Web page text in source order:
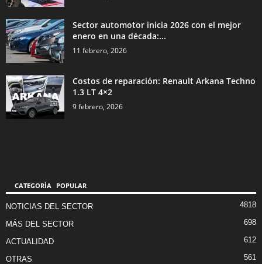
Sector automotor inicia 2026 con el mejor
enero en una década:...
11 febrero, 2026
Costos de reparación: Renault Arkana Techno
1.3 LT 4×2
9 febrero, 2026
CATEGORÍA POPULAR
NOTICIAS DEL SECTOR 4818
MÁS DEL SECTOR 698
ACTUALIDAD 612
OTRAS 561